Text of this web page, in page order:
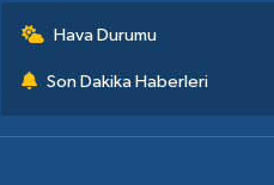
Hava Durumu
Son Dakika Haberleri